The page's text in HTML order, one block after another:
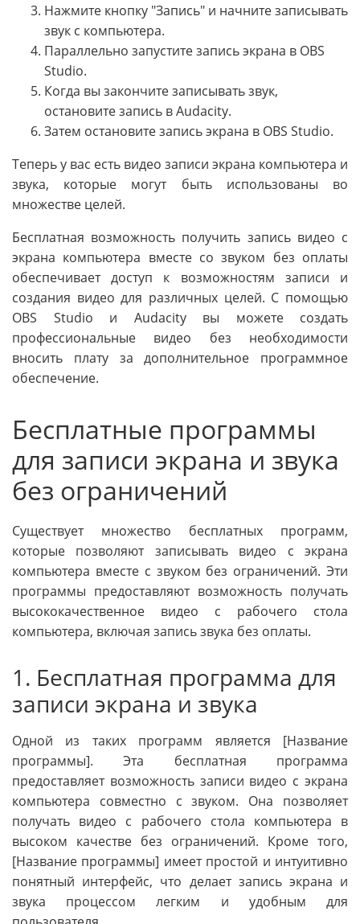
Нажмите кнопку "Запись" и начните записывать
звук с компьютера.
Параллельно запустите запись экрана в OBS
Studio.
Когда вы закончите записывать звук,
остановите запись в Audacity.
Затем остановите запись экрана в OBS Studio.
Теперь у вас есть видео записи экрана компьютера и
звука, которые могут быть использованы во
множестве целей.
Бесплатная возможность получить запись видео с
экрана компьютера вместе со звуком без оплаты
обеспечивает доступ к возможностям записи и
создания видео для различных целей. С помощью
OBS Studio и Audacity вы можете создать
профессиональные видео без необходимости
вносить плату за дополнительное программное
обеспечение.
Бесплатные программы
для записи экрана и звука
без ограничений
Существует множество бесплатных программ,
которые позволяют записывать видео с экрана
компьютера вместе с звуком без ограничений. Эти
программы предоставляют возможность получать
высококачественное видео с рабочего стола
компьютера, включая запись звука без оплаты.
1. Бесплатная программа для
записи экрана и звука
Одной из таких программ является [Название
программы]. Эта бесплатная программа
предоставляет возможность записи видео с экрана
компьютера совместно с звуком. Она позволяет
получать видео с рабочего стола компьютера в
высоком качестве без ограничений. Кроме того,
[Название программы] имеет простой и интуитивно
понятный интерфейс, что делает запись экрана и
звука процессом легким и удобным для